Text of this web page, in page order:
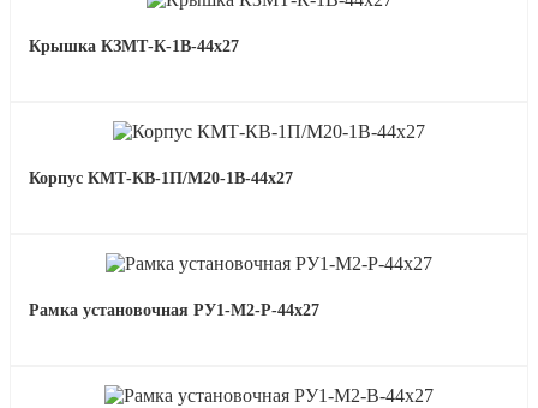
Крышка КЗМТ-К-1В-44х27
Корпус КМТ-КВ-1П/М20-1В-44х27
Рамка установочная РУ1-М2-Р-44х27